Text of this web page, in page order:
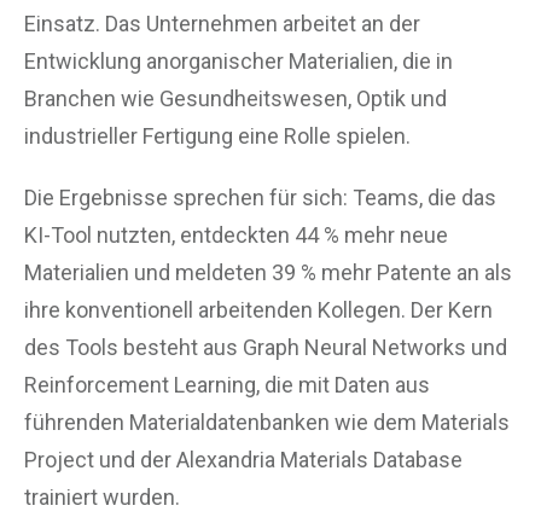
Einsatz. Das Unternehmen arbeitet an der
Entwicklung anorganischer Materialien, die in
Branchen wie Gesundheitswesen, Optik und
industrieller Fertigung eine Rolle spielen.
Die Ergebnisse sprechen für sich: Teams, die das
KI-Tool nutzten, entdeckten 44 % mehr neue
Materialien und meldeten 39 % mehr Patente an als
ihre konventionell arbeitenden Kollegen. Der Kern
des Tools besteht aus Graph Neural Networks und
Reinforcement Learning, die mit Daten aus
führenden Materialdatenbanken wie dem Materials
Project und der Alexandria Materials Database
trainiert wurden.